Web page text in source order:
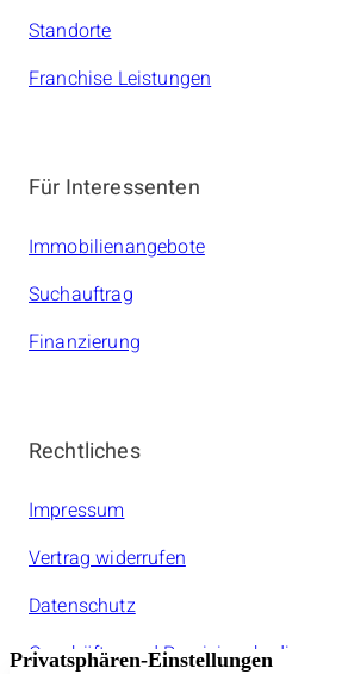
Standorte
Franchise Leistungen
Für Interessenten
Immobilienangebote
Suchauftrag
Finanzierung
Rechtliches
Impressum
Vertrag widerrufen
Datenschutz
Geschäfts- und Provisionsbedinungen